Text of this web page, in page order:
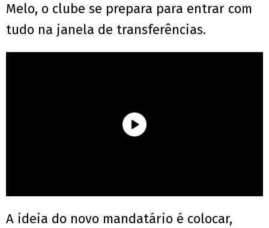
Melo, o clube se prepara para entrar com
tudo na janela de transferências.
A ideia do novo mandatário é colocar,